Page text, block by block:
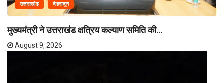
उत्तराखंड देहरादून
मुख्यमंत्री ने उत्तराखंड क्षत्रिय कल्याण समिति की...
August 9, 2026